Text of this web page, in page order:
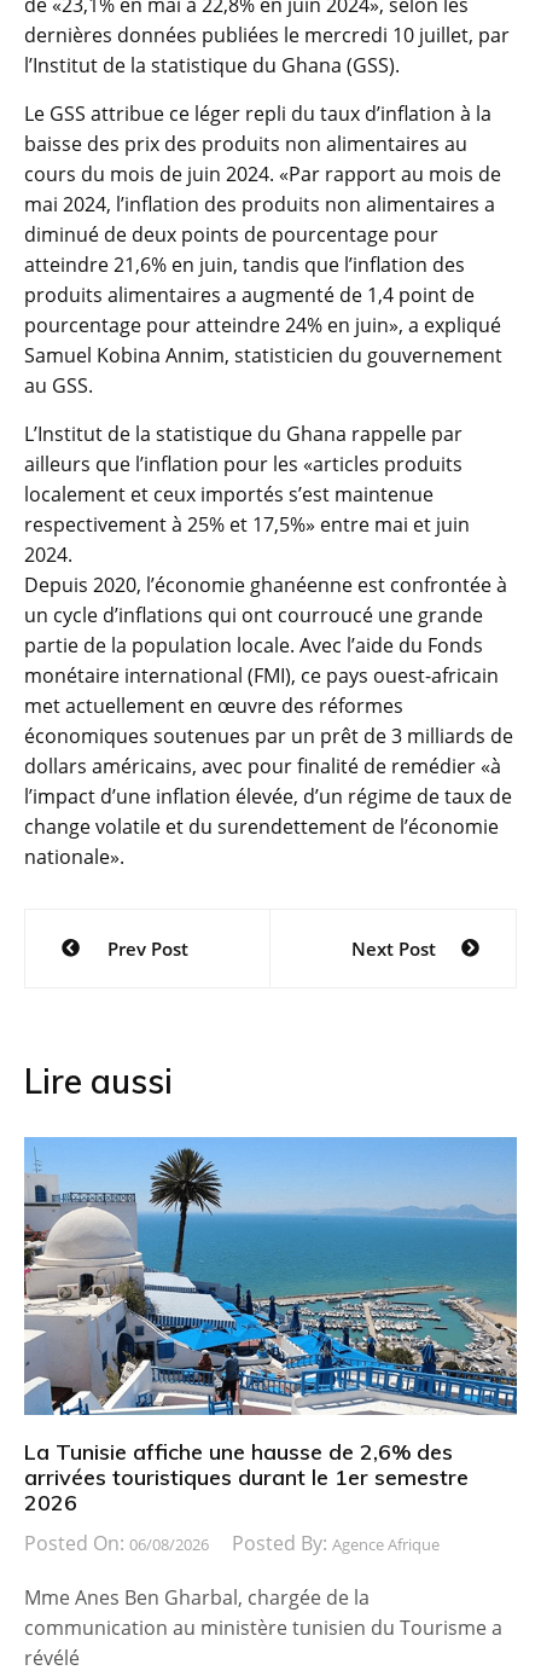
dernières données publiées le mercredi 10 juillet, par
l’Institut de la statistique du Ghana (GSS).
Le GSS attribue ce léger repli du taux d’inflation à la
baisse des prix des produits non alimentaires au
cours du mois de juin 2024. «Par rapport au mois de
mai 2024, l’inflation des produits non alimentaires a
diminué de deux points de pourcentage pour
atteindre 21,6% en juin, tandis que l’inflation des
produits alimentaires a augmenté de 1,4 point de
pourcentage pour atteindre 24% en juin», a expliqué
Samuel Kobina Annim, statisticien du gouvernement
au GSS.
L’Institut de la statistique du Ghana rappelle par
ailleurs que l’inflation pour les «articles produits
localement et ceux importés s’est maintenue
respectivement à 25% et 17,5%» entre mai et juin
2024.
Depuis 2020, l’économie ghanéenne est confrontée à
un cycle d’inflations qui ont courroucé une grande
partie de la population locale. Avec l’aide du Fonds
monétaire international (FMI), ce pays ouest-africain
met actuellement en œuvre des réformes
économiques soutenues par un prêt de 3 milliards de
dollars américains, avec pour finalité de remédier «à
l’impact d’une inflation élevée, d’un régime de taux de
change volatile et du surendettement de l’économie
nationale».
Navigation
Prev Post Next Post
Lire aussi
La Tunisie affiche une hausse de 2,6% des
arrivées touristiques durant le 1er semestre
2026
Posted On: 06/08/2026 Posted By: Agence Afrique
Mme Anes Ben Gharbal, chargée de la
communication au ministère tunisien du Tourisme a
révélé